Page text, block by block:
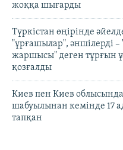
жоққа шығарды
Түркістан өңірінде
"ұрғашылар", әншілерді
жаршысы" деген тұрғын
қозғалды
Киев пен Киев облысында
шабуылынан кемінде 17
тапқан